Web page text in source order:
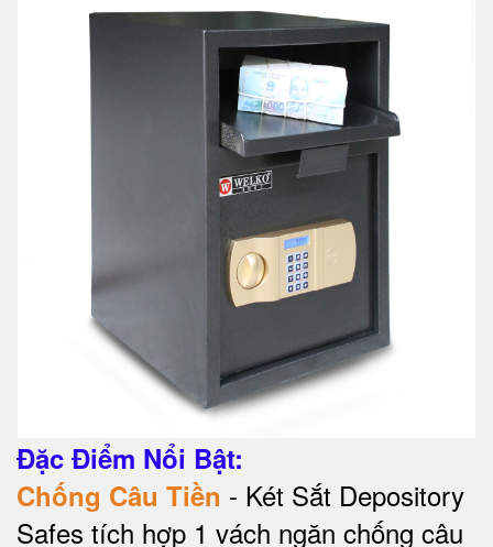
Đặc Điểm Nổi Bật:
Chống Câu Tiền - Két Sắt Depository
Safes tích hợp 1 vách ngăn chống câu